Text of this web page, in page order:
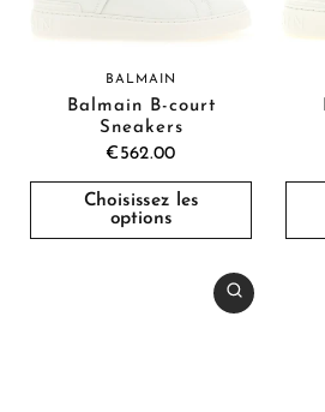
BALMAIN
Balmain B-court
Sneakers
€562.00
Choisissez les
options